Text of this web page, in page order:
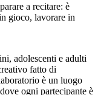
a recitare: è
gioco, lavorare in
adolescenti e adulti
fatto di
è un luogo
ogni partecipante è